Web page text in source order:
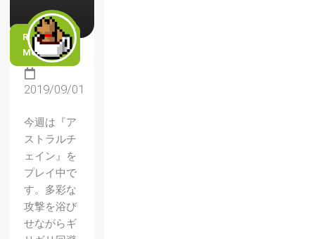
READ
MORE
2019/09/01
今週は『ア
ストラルチ
ェイン』を
プレイ中で
す。多彩な
攻撃を浴び
せながらギ